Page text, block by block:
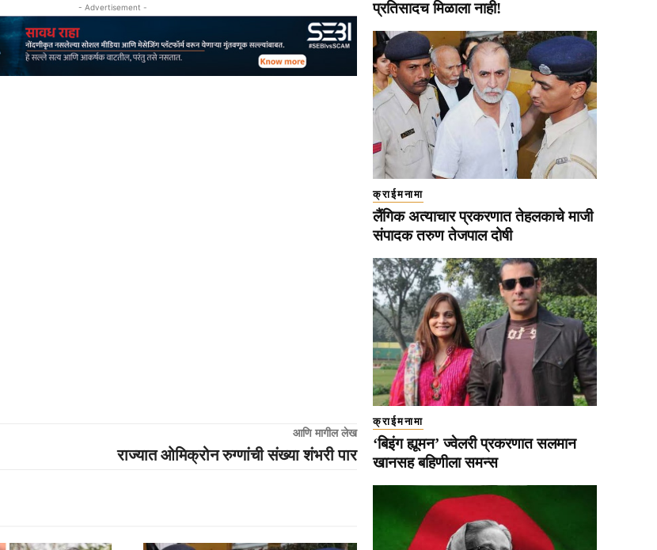
- Advertisement -
आणि मागील लेख
राज्यात ओमिक्रोन रुग्णांची संख्या शंभरी पार
प्रतिसादच मिळाला नाही!
क्राईमनामा
लैंगिक अत्याचार प्रकरणात तेहलकाचे माजी
संपादक तरुण तेजपाल दोषी
क्राईमनामा
‘बिइंग ह्यूमन’ ज्वेलरी प्रकरणात सलमान
खानसह बहिणीला समन्स